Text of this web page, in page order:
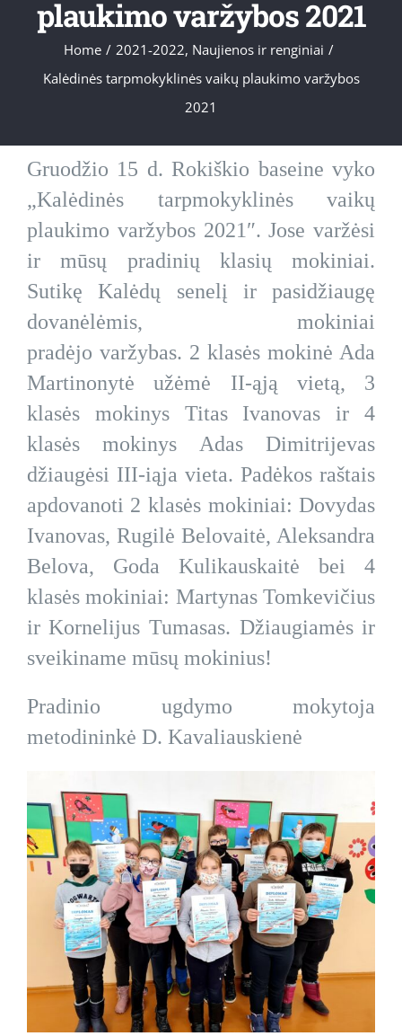
plaukimo varžybos 2021
Home / 2021-2022, Naujienos ir renginiai /
Kalėdinės tarpmokyklinės vaikų plaukimo varžybos
2021
Gruodžio 15 d. Rokiškio baseine vyko
„Kalėdinės tarpmokyklinės vaikų
plaukimo varžybos 2021″. Jose varžėsi
ir mūsų pradinių klasių mokiniai.
Sutikę Kalėdų senelį ir pasidžiaugę
dovanėlėmis, mokiniai
pradėjo varžybas. 2 klasės mokinė Ada
Martinonytė užėmė II-ąją vietą, 3
klasės mokinys Titas Ivanovas ir 4
klasės mokinys Adas Dimitrijevas
džiaugėsi III-iąja vieta. Padėkos raštais
apdovanoti 2 klasės mokiniai: Dovydas
Ivanovas, Rugilė Belovaitė, Aleksandra
Belova, Goda Kulikauskaitė bei 4
klasės mokiniai: Martynas Tomkevičius
ir Kornelijus Tumasas. Džiaugiamės ir
sveikiname mūsų mokinius!
Pradinio ugdymo mokytoja
metodininkė D. Kavaliauskienė